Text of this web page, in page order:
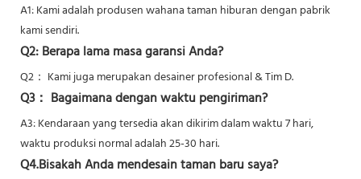
A1: Kami adalah produsen wahana taman hiburan dengan pabrik
kami sendiri.
Q2: Berapa lama masa garansi Anda?
Q2： Kami juga merupakan desainer profesional & Tim D.
Q3： Bagaimana dengan waktu pengiriman?
A3: Kendaraan yang tersedia akan dikirim dalam waktu 7 hari,
waktu produksi normal adalah 25-30 hari.
Q4.Bisakah Anda mendesain taman baru saya?